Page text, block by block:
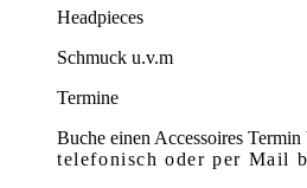
Headpieces
Schmuck u.v.m
Termine
Buche einen Accessoires Termin
telefonischoder per Mail